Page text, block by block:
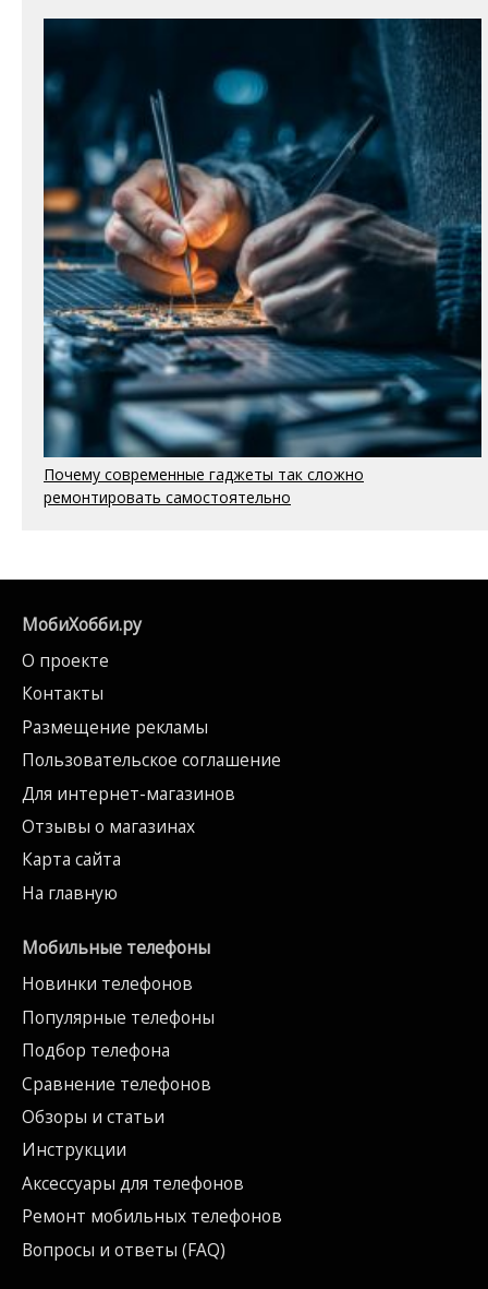
Почему современные гаджеты так сложно
ремонтировать самостоятельно
МобиХобби.ру
О проекте
Контакты
Размещение рекламы
Пользовательское соглашение
Для интернет-магазинов
Отзывы о магазинах
Карта сайта
На главную
Мобильные телефоны
Новинки телефонов
Популярные телефоны
Подбор телефона
Сравнение телефонов
Обзоры и статьи
Инструкции
Аксессуары для телефонов
Ремонт мобильных телефонов
Вопросы и ответы (FAQ)